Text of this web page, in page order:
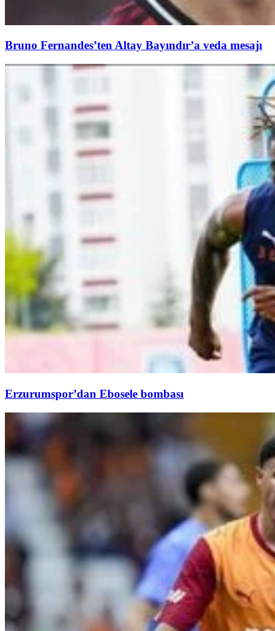
Bruno Fernandes’ten Altay Bayındır’a veda mesajı
Erzurumspor’dan Ebosele bombası